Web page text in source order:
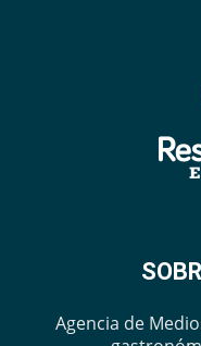
Agencia de